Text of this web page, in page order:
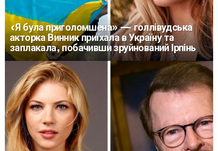
«Я була приголомшена» — голлівудська
акторка Винник приїхала в Україну та
заплакала, побачивши зруйнований Ірпінь